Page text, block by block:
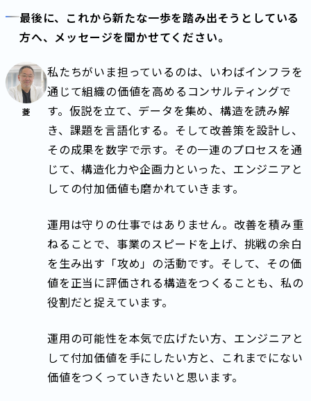
最後に、これから新たな一歩を踏み出そうとしている
方へ、メッセージを聞かせてください。
菱
私たちがいま担っているのは、いわばインフラを
通じて組織の価値を高めるコンサルティングで
す。仮説を立て、データを集め、構造を読み解
き、課題を言語化する。そして改善策を設計し、
その成果を数字で示す。その一連のプロセスを通
じて、構造化力や企画力といった、エンジニアと
しての付加価値も磨かれていきます。
運用は守りの仕事ではありません。改善を積み重
ねることで、事業のスピードを上げ、挑戦の余白
を生み出す「攻め」の活動です。そして、その価
値を正当に評価される構造をつくることも、私の
役割だと捉えています。
運用の可能性を本気で広げたい方、エンジニアと
して付加価値を手にしたい方と、これまでにない
価値をつくっていきたいと思います。